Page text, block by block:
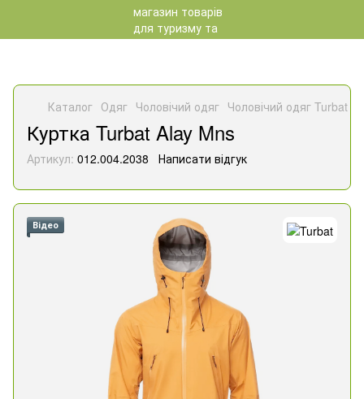
Каталог Одяг Чоловічий одяг Чоловічий одяг Turbat
Куртка Turbat Alay Mns
Артикул: 012.004.2038 Написати відгук
Відео